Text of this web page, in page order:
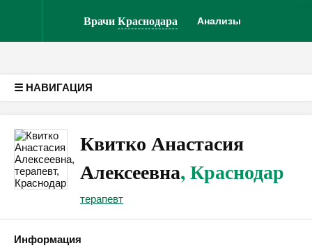
ВрачиКраснодара Анализы
☰ НАВИГАЦИЯ
Квитко Анастасия
Алексеевна, Краснодар
терапевт
Информация